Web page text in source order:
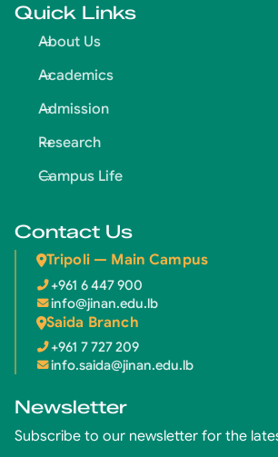
Quick Links
About Us
Academics
Admission
Research
Campus Life
Contact Us
Tripoli — Main Campus
+961 6 447 900
info@jinan.edu.lb
Saida Branch
+961 7 727 209
info.saida@jinan.edu.lb
Newsletter
Subscribe to our newsletter for the